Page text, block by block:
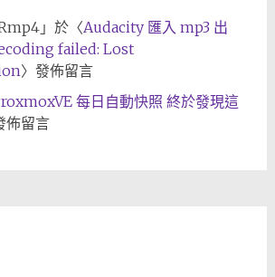
」於〈Audacity 匯入 mp3 出
failed: Lost
〉發佈留言
每日自動快照 終於發現這
佈留言